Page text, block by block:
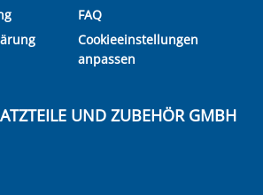
FAQ
Cookieeinstellungen
anpassen
UND ZUBEHÖR GMBH